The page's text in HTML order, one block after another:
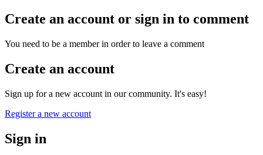
Create an account or sign in to comment
You need to be a member in order to leave a comment
Create an account
Sign up for a new account in our community. It's easy!
Register a new account
Sign in